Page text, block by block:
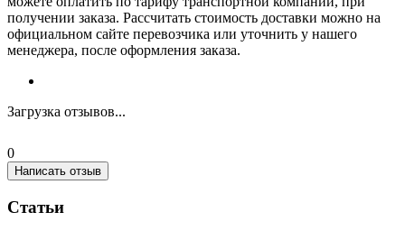
получении заказа. Рассчитать стоимость доставки можно на
официальном сайте перевозчика или уточнить у нашего
менеджера, после оформления заказа.
Загрузка отзывов...
0
Написать отзыв
Статьи